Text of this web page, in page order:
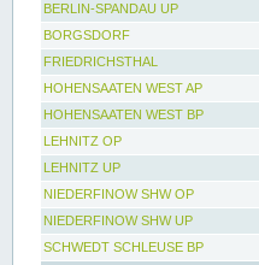
BERLIN-SPANDAU UP
BORGSDORF
FRIEDRICHSTHAL
HOHENSAATEN WEST AP
HOHENSAATEN WEST BP
LEHNITZ OP
LEHNITZ UP
NIEDERFINOW SHW OP
NIEDERFINOW SHW UP
SCHWEDT SCHLEUSE BP